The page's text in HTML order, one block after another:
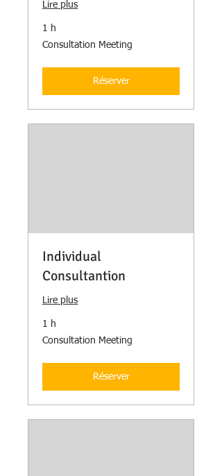
Lire plus
1 h
Consultation
Meeting
Consultation Meeting
Réserver
Individual
Consultantion
Lire plus
1 h
Consultation
Meeting
Consultation Meeting
Réserver